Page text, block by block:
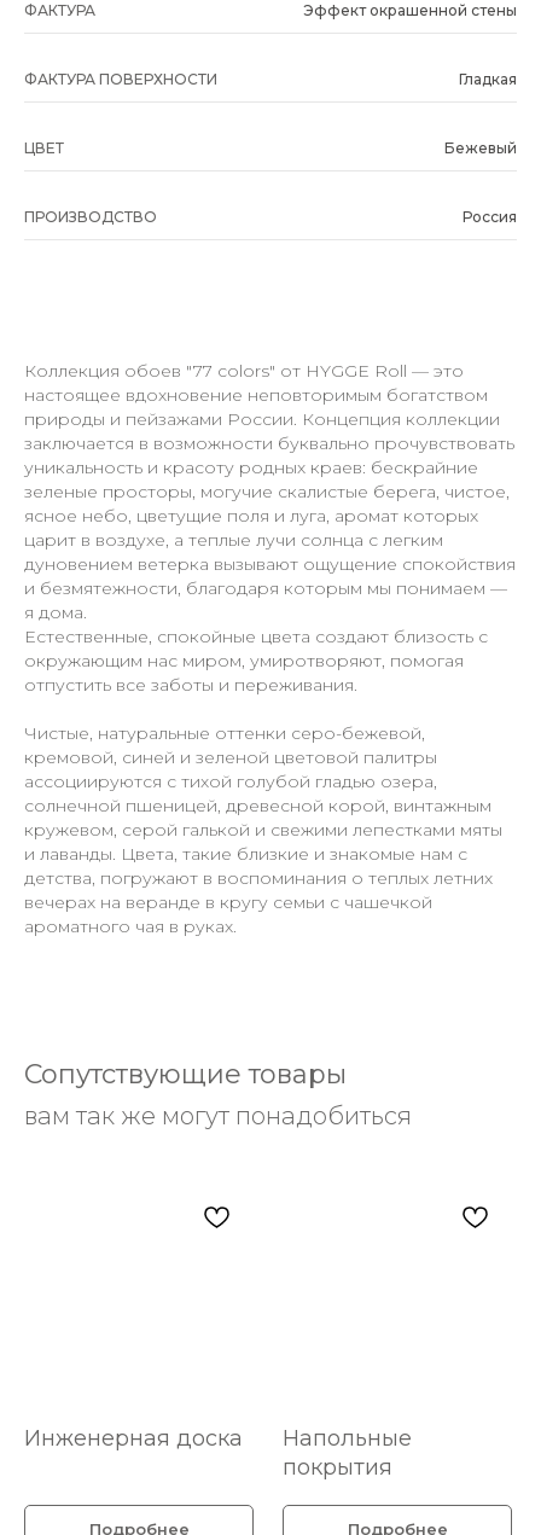
ФАКТУРА Эффект окрашенной стены
ФАКТУРА ПОВЕРХНОСТИ Гладкая
ЦВЕТ Бежевый
ПРОИЗВОДСТВО Россия
Коллекция обоев "77 colors" от HYGGE Roll — это
настоящее вдохновение неповторимым богатством
природы и пейзажами России. Концепция коллекции
заключается в возможности буквально прочувствовать
уникальность и красоту родных краев: бескрайние
зеленые просторы, могучие скалистые берега, чистое,
ясное небо, цветущие поля и луга, аромат которых
царит в воздухе, а теплые лучи солнца с легким
дуновением ветерка вызывают ощущение спокойствия
и безмятежности, благодаря которым мы понимаем —
я дома.
Естественные, спокойные цвета создают близость с
окружающим нас миром, умиротворяют, помогая
отпустить все заботы и переживания.
Чистые, натуральные оттенки серо-бежевой,
кремовой, синей и зеленой цветовой палитры
ассоциируются с тихой голубой гладью озера,
солнечной пшеницей, древесной корой, винтажным
кружевом, серой галькой и свежими лепестками мяты
и лаванды. Цвета, такие близкие и знакомые нам с
детства, погружают в воспоминания о теплых летних
вечерах на веранде в кругу семьи с чашечкой
ароматного чая в руках.
Сопутствующие товары
вам так же могут понадобиться
Инженерная доска
Подробнее
Напольные
покрытия
Подробнее